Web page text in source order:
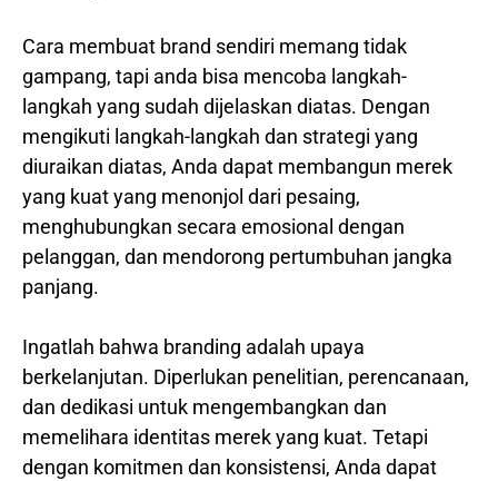
Cara membuat brand sendiri memang tidak
gampang, tapi anda bisa mencoba langkah-
langkah yang sudah dijelaskan diatas. Dengan
mengikuti langkah-langkah dan strategi yang
diuraikan diatas, Anda dapat membangun merek
yang kuat yang menonjol dari pesaing,
menghubungkan secara emosional dengan
pelanggan, dan mendorong pertumbuhan jangka
panjang.
Ingatlah bahwa branding adalah upaya
berkelanjutan. Diperlukan penelitian, perencanaan,
dan dedikasi untuk mengembangkan dan
memelihara identitas merek yang kuat. Tetapi
dengan komitmen dan konsistensi, Anda dapat